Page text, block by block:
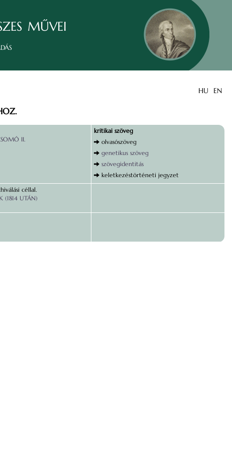
művei
HU EN
II.
kritikai szöveg
olvasószöveg
genetikus szöveg
szövegidentitás
keletkezéstörténeti jegyzet
céllal.
(1814 UTÁN)